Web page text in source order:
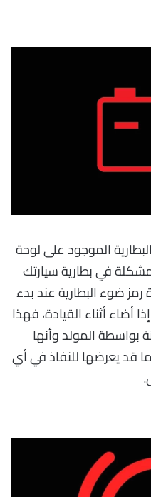
الموجود على لوحة
في بطارية سيارتك
ضوء البطارية عند بدء
أضاء أثناء القيادة، فهذا
بواسطة المولد وأنها
قد يعرضها للنفاذ في أي